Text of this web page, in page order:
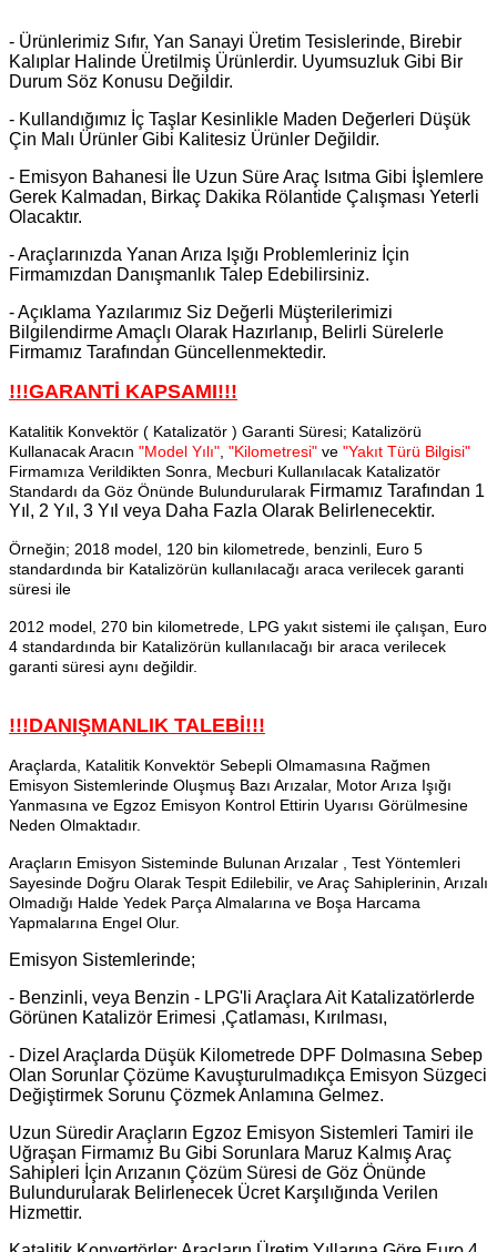
- Ürünlerimiz Sıfır, Yan Sanayi Üretim Tesislerinde, Birebir
Kalıplar Halinde Üretilmiş Ürünlerdir. Uyumsuzluk Gibi Bir
Durum Söz Konusu Değildir.
- Kullandığımız İç Taşlar Kesinlikle Maden Değerleri Düşük
Çin Malı Ürünler Gibi Kalitesiz Ürünler Değildir.
- Emisyon Bahanesi İle Uzun Süre Araç Isıtma Gibi İşlemlere
Gerek Kalmadan, Birkaç Dakika Rölantide Çalışması Yeterli
Olacaktır.
- Araçlarınızda Yanan Arıza Işığı Problemleriniz İçin
Firmamızdan Danışmanlık Talep Edebilirsiniz.
- Açıklama Yazılarımız Siz Değerli Müşterilerimizi
Bilgilendirme Amaçlı Olarak Hazırlanıp, Belirli Sürelerle
Firmamız Tarafından Güncellenmektedir.
!!!GARANTİ KAPSAMI!!!
Katalitik Konvektör ( Katalizatör ) Garanti Süresi; Katalizörü
Kullanacak Aracın "Model Yılı" "Kilometresi" ve "Yakıt Türü Bilgisi"
Firmamıza Verildikten Sonra, Mecburi Kullanılacak Katalizatör
Standardı da Göz Önünde Bulundurularak Firmamız Tarafından 1
Yıl, 2 Yıl, 3 Yıl veya Daha Fazla Olarak Belirlenecektir.
Örneğin; 2018 model, 120 bin kilometrede, benzinli, Euro 5
standardında bir Katalizörün kullanılacağı araca verilecek garanti
süresi ile
2012 model, 270 bin kilometrede, LPG yakıt sistemi ile çalışan, Euro
4 standardında bir Katalizörün kullanılacağı bir araca verilecek
garanti süresi aynı değildir.
!!!DANIŞMANLIK TALEBİ!!!
Araçlarda, Katalitik Konvektör Sebepli Olmamasına Rağmen
Emisyon Sistemlerinde Oluşmuş Bazı Arızalar, Motor Arıza Işığı
Yanmasına ve Egzoz Emisyon Kontrol Ettirin Uyarısı Görülmesine
Neden Olmaktadır.
Araçların Emisyon Sisteminde Bulunan Arızalar , Test Yöntemleri
Sayesinde Doğru Olarak Tespit Edilebilir, ve Araç Sahiplerinin, Arızalı
Olmadığı Halde Yedek Parça Almalarına ve Boşa Harcama
Yapmalarına Engel Olur.
Emisyon Sistemlerinde;
- Benzinli, veya Benzin - LPG'li Araçlara Ait Katalizatörlerde
Görünen Katalizör Erimesi ,Çatlaması, Kırılması,
- Dizel Araçlarda Düşük Kilometrede DPF Dolmasına Sebep
Olan Sorunlar Çözüme Kavuşturulmadıkça Emisyon Süzgeci
Değiştirmek Sorunu Çözmek Anlamına Gelmez.
Uzun Süredir Araçların Egzoz Emisyon Sistemleri Tamiri ile
Uğraşan Firmamız Bu Gibi Sorunlara Maruz Kalmış Araç
Sahipleri İçin Arızanın Çözüm Süresi de Göz Önünde
Bulundurularak Belirlenecek Ücret Karşılığında Verilen
Hizmettir.